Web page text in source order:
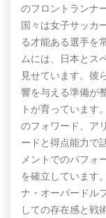
のフロントランナ
国々は女子サッカ
る才能ある選手を
ムには、日本とス
見せています。彼
響を与える準備が
トが育っています
のフォワード、ア
ードと得点能力で
メントでのパフォ
を確立しています
ナ・オーバードル
しての存在感と戦